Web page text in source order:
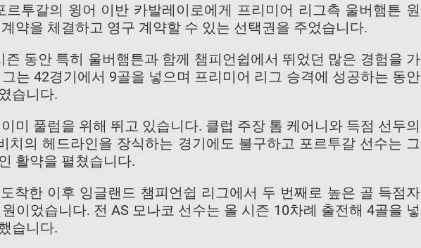
르투갈의 윙어 이반 카발레이로에게 프리미어 리그측 울버햄튼 원
약을 체결하고 영구 계약할 수 있는 선택권을 주었습니다.
동안 특히 울버햄튼과 함께 챔피언쉽에서 뛰었던 많은 경험을 가
는 42경기에서 9골을 넣으며 프리미어 리그 승격에 성공하는 동안
습니다.
미 풀럼을 위해 뛰고 있습니다. 클럽 주장 톰 케어니와 득점 선두의
치의 헤드라인을 장식하는 경기에도 불구하고 포르투갈 선수는 그
활약을 펼쳤습니다.
착한 이후 잉글랜드 챔피언쉽 리그에서 두 번째로 높은 골 득점자
이었습니다. 전 AS 모나코 선수는 올 시즌 10차례 출전해 4골을 넣
습니다.